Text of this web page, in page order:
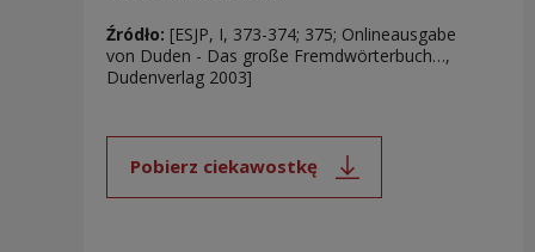
Źródło: [ESJP, I, 373-374; 375; Onlineausgabe
von Duden - Das große Fremdwörterbuch…,
Dudenverlag 2003]
Pobierz ciekawostkę
Uwaga, link zostanie otwarty